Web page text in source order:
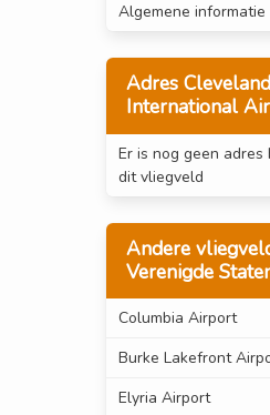
Algemene informatie
Adres
International
Er is nog geen adres
dit vliegveld
Andere
Verenigde
Columbia Airport
Burke Lakefront
Elyria Airport